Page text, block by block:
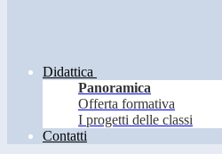
Didattica
Panoramica
Offerta formativa
I progetti delle classi
Contatti